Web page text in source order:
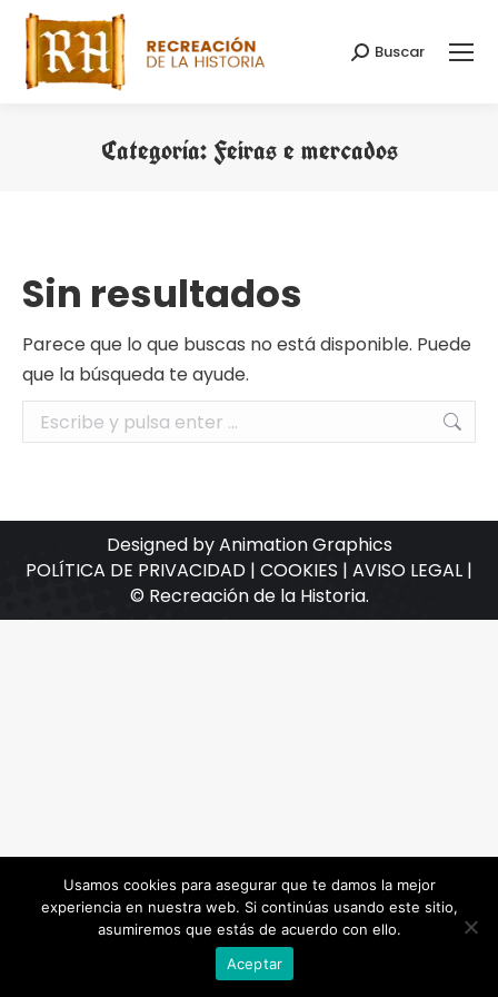
Buscar:
Buscar
Categoría:Feiras e mercados
Sin resultados
Parece que lo que buscas no está disponible. Puede
que la búsqueda te ayude.
Buscar:
Designed by Animation Graphics
POLÍTICA DE PRIVACIDAD | COOKIES | AVISO LEGAL |
© Recreación de la Historia.
Usamos cookies para asegurar que te damos la mejor
experiencia en nuestra web. Si continúas usando este sitio,
asumiremos que estás de acuerdo con ello.
Aceptar